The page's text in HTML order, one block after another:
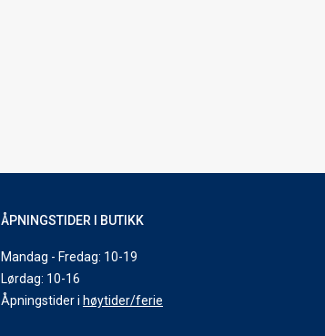
ÅPNINGSTIDER I BUTIKK
Mandag - Fredag: 10-19
Lørdag: 10-16
Åpningstider i høytider/ferie